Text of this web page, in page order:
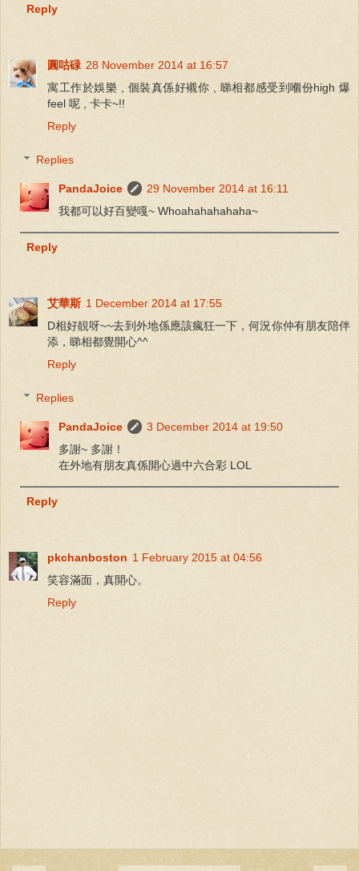
Reply
圓咕碌 28 November 2014 at 16:57
寓工作於娛樂 , 個裝真係好襯你 , 睇相都感受到嗰份high 爆
feel 呢 , 卡卡~!!
Reply
Replies
PandaJoice
29 November 2014 at 16:11
我都可以好百變嘎~ Whoahahahahaha~
Reply
艾華斯 1 December 2014 at 17:55
D相好靚呀~~去到外地係應該瘋狂一下，何況你仲有朋友陪伴
添，睇相都覺開心^^
Reply
Replies
PandaJoice
3 December 2014 at 19:50
多謝~ 多謝！
在外地有朋友真係開心過中六合彩 LOL
Reply
pkchanboston 1 February 2015 at 04:56
笑容滿面，真開心。
Reply